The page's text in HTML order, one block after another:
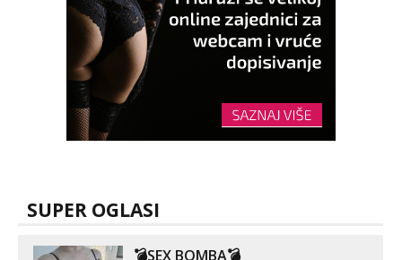
SUPER OGLASI
💣SEX BOMBA💣